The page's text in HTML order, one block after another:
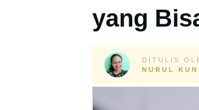
yang
DITULIS
NURUL